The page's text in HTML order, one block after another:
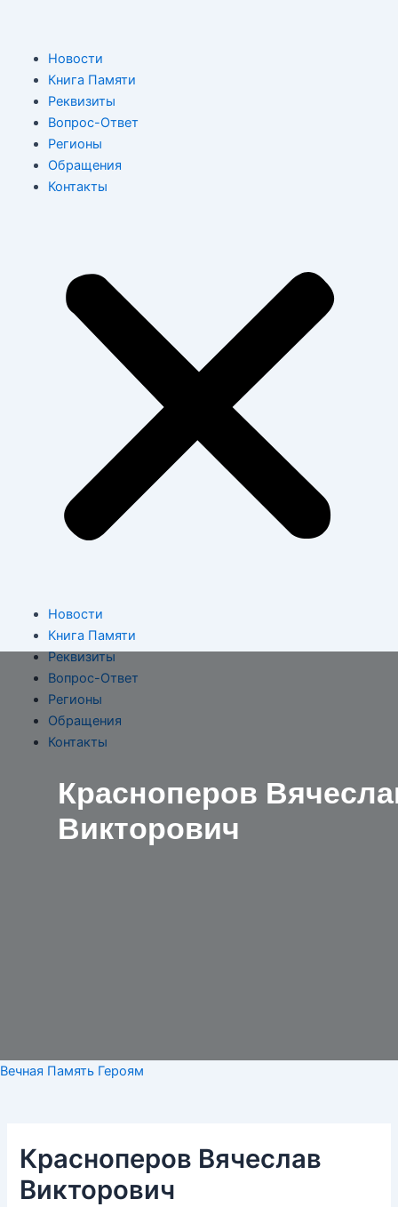
содержимому
Новости
Книга Памяти
Реквизиты
Вопрос-Ответ
Регионы
Обращения
Контакты
Новости
Книга Памяти
Реквизиты
Вопрос-Ответ
Регионы
Обращения
Контакты
Красноперов
Викторович
Вечная Память Героям
Красноперов Вячеслав
Викторович